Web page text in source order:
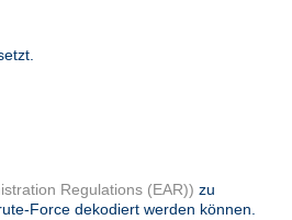
Regulations (EAR)) zu
Force dekodiert werden können.